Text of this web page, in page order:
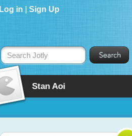
Stan Aoi
Log in Sign Up
Search Jotly